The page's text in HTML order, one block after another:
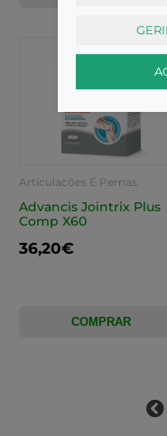
Articulações E Pernas
Cansadas
Advancis Jointrix Plus
Comp X60
36,20€
COMPRAR